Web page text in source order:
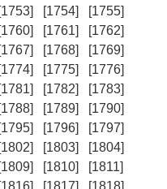
[1753] [1754]
[1755]
[1760] [1761]
[1762]
[1767] [1768]
[1769]
[1774] [1775]
[1776]
[1781] [1782]
[1783]
[1788] [1789]
[1790]
[1795] [1796]
[1797]
[1802] [1803]
[1804]
[1809] [1810]
[1811]
[1816] [1817]
[1818]